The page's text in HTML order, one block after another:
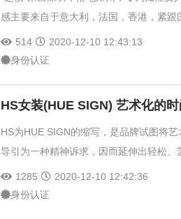
感主要来自于意大利，法国，香港，紧跟
514
2020-12-10 12:43:13
身份认证
HS女装(HUE SIGN) 艺术化的时
HS为HUE SIGN的缩写，是品牌试图将
导引为一种精神诉求，因而延伸出轻松、
1285
2020-12-10 12:42:36
身份认证